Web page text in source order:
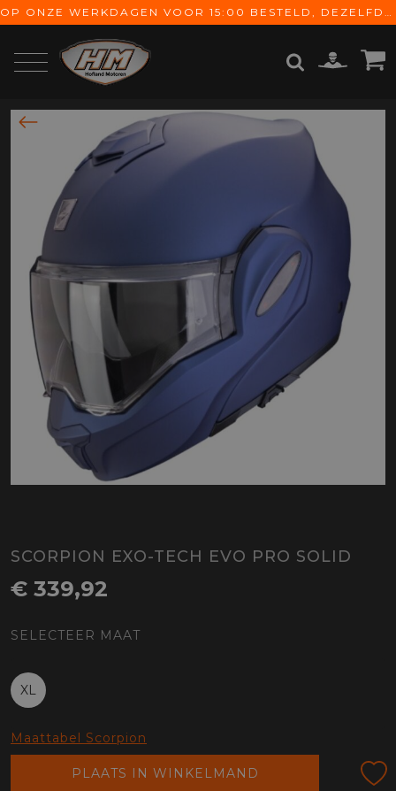
OP ONZE WERKDAGEN VOOR 15:00 BESTELD, DEZELFDE DAG VERZONDEN! GRATIS VERZENDING VANAF € 65,-
SCORPION EXO-TECH EVO PRO SOLID
€ 339,92
SELECTEER MAAT
XL
Maattabel Scorpion
PLAATS IN WINKELMAND